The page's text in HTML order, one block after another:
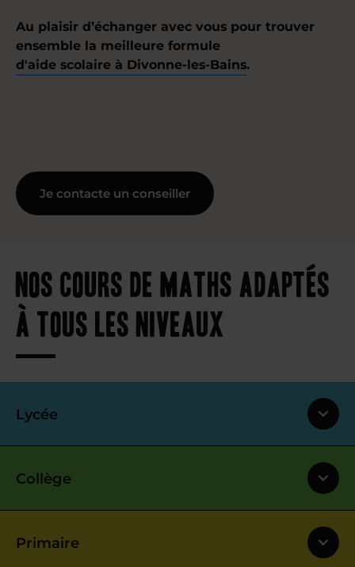
Au plaisir d’échanger avec vous pour trouver
ensemble la meilleure formule
d'aide scolaire à Divonne-les-Bains.
Je contacte un conseiller
Nos cours de maths adaptés
à tous les niveaux
Lycée
Collège
Primaire